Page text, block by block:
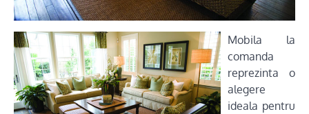
Mobila la
comanda
reprezinta o
alegere
ideala pentru